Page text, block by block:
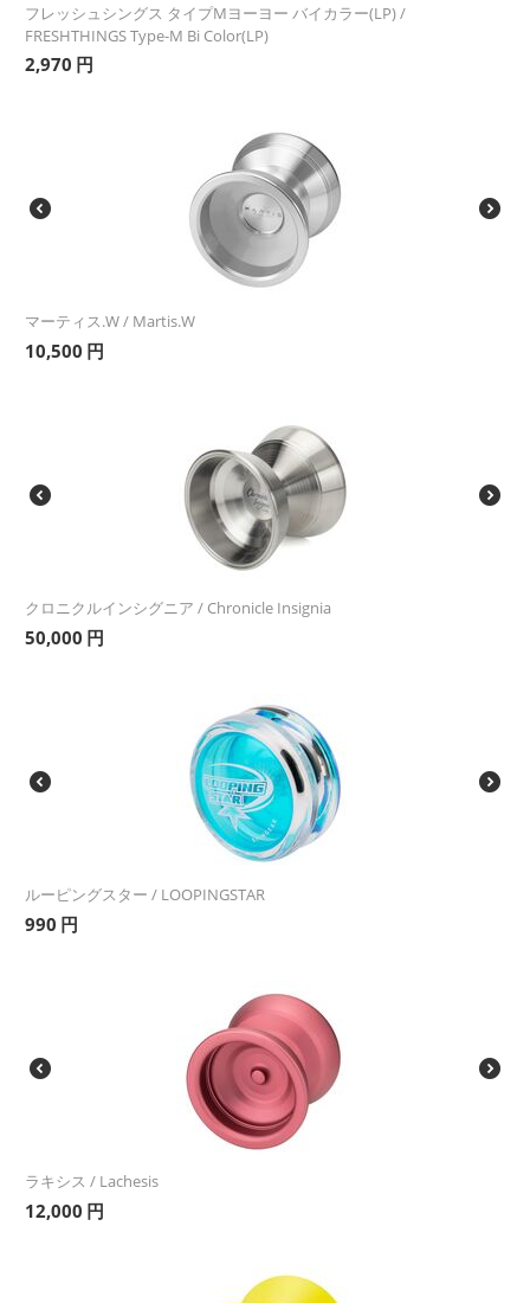
フレッシュシングス タイプMヨーヨー バイカラー(LP) /
FRESHTHINGS Type-M Bi Color(LP)
2,970 円
マーティス.W / Martis.W
10,500 円
クロニクルインシグニア / Chronicle Insignia
50,000 円
ルーピングスター / LOOPINGSTAR
990 円
ラキシス / Lachesis
12,000 円